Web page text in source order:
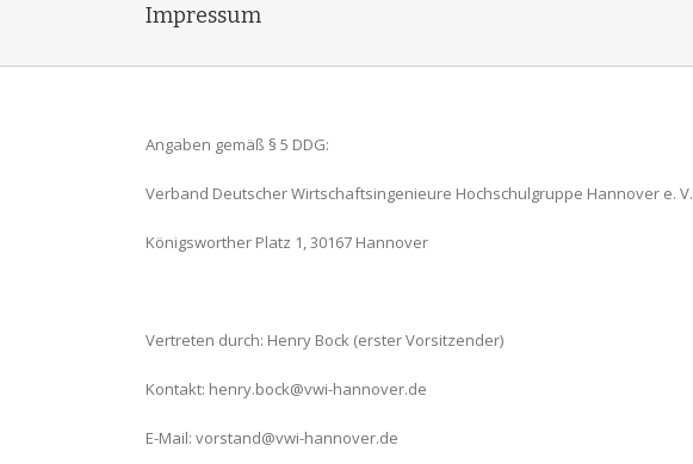
Impressum
Angaben gemäß § 5 DDG:
Verband Deutscher Wirtschaftsingenieure Hochschulgruppe Hannover e. V.
Königsworther Platz 1,30167 Hannover
Vertreten durch: Henry Bock (erster Vorsitzender)
Kontakt: henry.bock@vwi-hannover.de
E-Mail: vorstand@vwi-hannover.de